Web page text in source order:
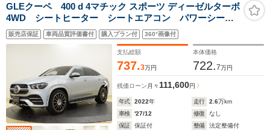
GLEクーペ 400 d 4マチック スポーツ ディーゼルターボ
4WD シートヒーター シートエアコン パワーシー
ト トランクスルー フロアマット コネクテッド機
能 ナビ 音楽プレーヤー接続 Bluetooth接続 TV
ETC サンルーフ・ガラスルーフ
販売店保証 車両品質評価書付 購入プラン付 360°画像付
支払総額
737.3万円
本体価格
722.7万円
残価ローン 月々111,600円
年式 2022年 走行 2.6万km
車検
'27/12 修復
なし
保証
保証付 整備
法定整備付